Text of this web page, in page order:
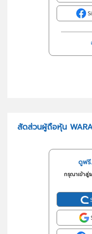
สัดส่วนผู้ถือหุ้น
ดูฟรี
กรุณาเข้าสู่